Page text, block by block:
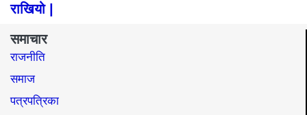
राखियो |
समाचार
राजनीति
समाज​
पत्रपत्रिका